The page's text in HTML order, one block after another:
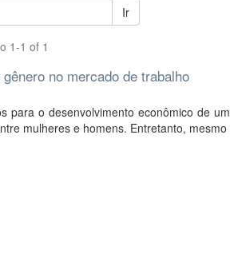
Ir
1-1 of 1
no mercado de trabalho
para o desenvolvimento econômico de
mulheres e homens. Entretanto,